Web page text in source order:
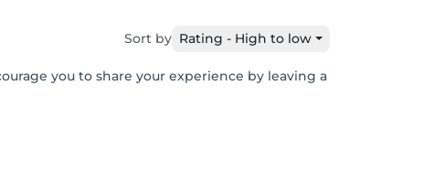
Sort by Rating - High to low
you to share your experience by leaving a